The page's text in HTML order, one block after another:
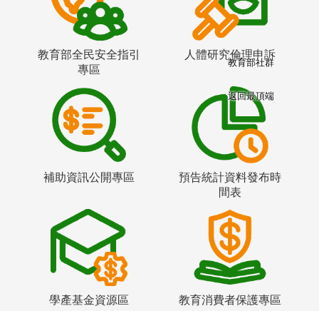
教育部全民安全指引
專區
人體研究倫理申訴
補助資訊公開專區
預告統計資料發布時
間表
學產基金資源區 教育消費者保護專區
教育部社群
返回最頂端